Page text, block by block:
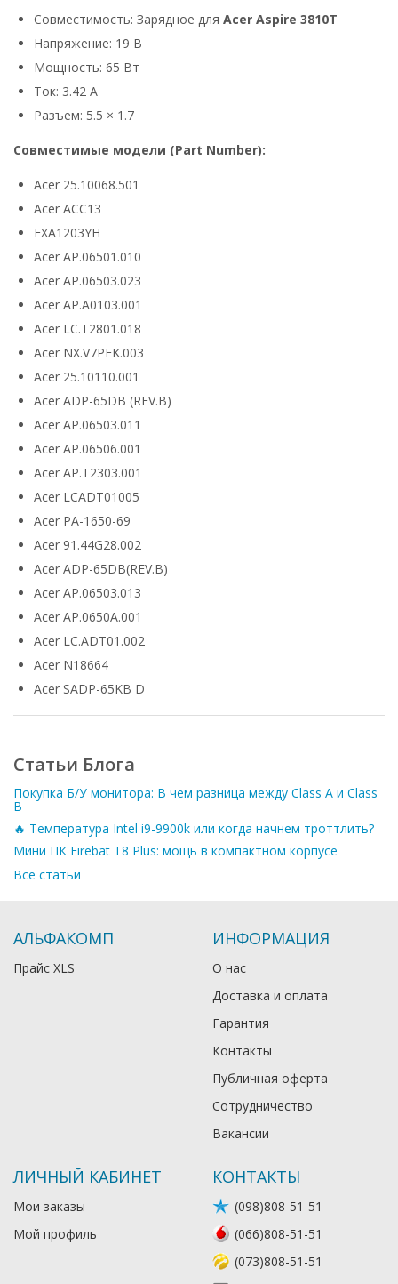
Совместимость: Зарядное для Acer Aspire 3810T
Напряжение: 19 В
Мощность: 65 Вт
Ток: 3.42 А
Разъем: 5.5 × 1.7
Совместимые модели (Part Number):
Acer 25.10068.501
Acer ACC13
EXA1203YH
Acer AP.06501.010
Acer AP.06503.023
Acer AP.A0103.001
Acer LC.T2801.018
Acer NX.V7PEK.003
Acer 25.10110.001
Acer ADP-65DB (REV.B)
Acer AP.06503.011
Acer AP.06506.001
Acer AP.T2303.001
Acer LCADT01005
Acer PA-1650-69
Acer 91.44G28.002
Acer ADP-65DB(REV.B)
Acer AP.06503.013
Acer AP.0650A.001
Acer LC.ADT01.002
Acer N18664
Acer SADP-65KB D
Статьи Блога
Покупка Б/У монитора: В чем разница между Class A и Class
B
🔥 Температура Intel i9-9900k или когда начнем троттлить?
Мини ПК Firebat T8 Plus: мощь в компактном корпусе
Все статьи
АЛЬФАКОМП
Прайс XLS
ИНФОРМАЦИЯ
О нас
Доставка и оплата
Гарантия
Контакты
Публичная оферта
Сотрудничество
Вакансии
ЛИЧНЫЙ КАБИНЕТ
Мои заказы
Мой профиль
КОНТАКТЫ
(098)808-51-51
(066)808-51-51
(073)808-51-51